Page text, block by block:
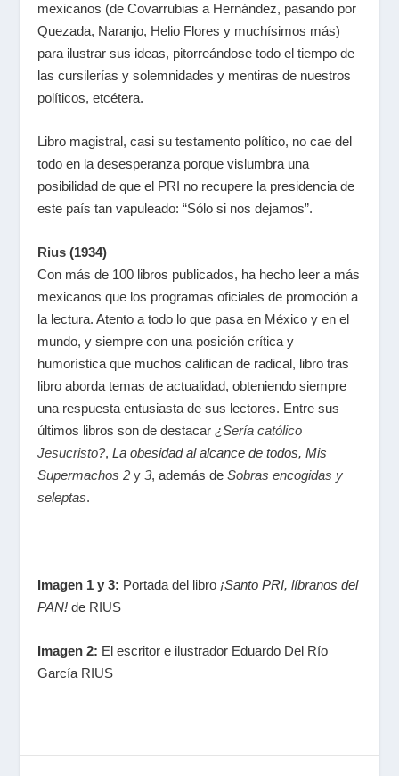
mexicanos (de Covarrubias a Hernández, pasando por
Quezada, Naranjo, Helio Flores y muchísimos más)
para ilustrar sus ideas, pitorreándose todo el tiempo de
las cursilerías y solemnidades y mentiras de nuestros
políticos, etcétera.
Libro magistral, casi su testamento político, no cae del
todo en la desesperanza porque vislumbra una
posibilidad de que el PRI no recupere la presidencia de
este país tan vapuleado: “Sólo si nos dejamos”.
Rius (1934)
Con más de 100 libros publicados, ha hecho leer a más
mexicanos que los programas oficiales de promoción a
la lectura. Atento a todo lo que pasa en México y en el
mundo, y siempre con una posición crítica y
humorística que muchos califican de radical, libro tras
libro aborda temas de actualidad, obteniendo siempre
una respuesta entusiasta de sus lectores. Entre sus
últimos libros son de destacar¿Sería católico
Jesucristo?,La obesidad al alcance de todos, Mis
Supermachos 2 y3, además deSobras encogidas y
seleptas.
Imagen 1 y 3: Portada del libro ¡Santo PRI, líbranos del
PAN! de RIUS
Imagen 2: El escritor e ilustrador Eduardo Del Río
García RIUS